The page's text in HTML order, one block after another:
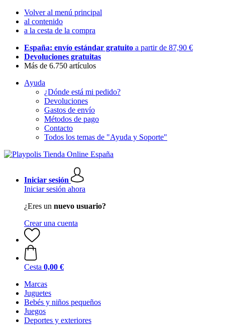
Volver al menú principal
al contenido
a la cesta de la compra
España: envío estándar gratuito a partir de 87,90 €
Devoluciones gratuitas
Más de 6.750 artículos
Ayuda
¿Dónde está mi pedido?
Devoluciones
Gastos de envío
Métodos de pago
Contacto
Todos los temas de "Ayuda y Soporte"
Iniciar sesión
Iniciar sesión ahora
¿Eres un nuevo usuario?
Crear una cuenta
Cesta 0,00 €
Marcas
Juguetes
Bebés y niños pequeños
Juegos
Deportes y exteriores